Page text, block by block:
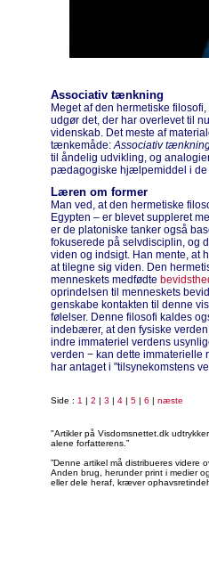
Associativ tænkning
Meget af den hermetiske
udgør det, der har overlevet til
videnskab. Det meste af
tænkemåde:Associativ
til åndelig udvikling, og
pædagogiske hjælpemiddel i de
Læren om former
Man ved, at den hermetiske
Egypten – er blevet suppleret
er de platoniske tanker også
fokuserede på selvdisciplin, og
viden og indsigt. Han mente, at
at tilegne sig viden. Den
menneskets medfødte
oprindelsen til menneskets
genskabe kontakten til denne
følelser. Denne filosofi kaldes
indebærer, at den fysiske
indre immateriel verdens
verden − kan dette immaterielle
har antaget i "tilsynekomstens
Side : 1 | 2 | 3 | 4 | 5 | 6 | næste
"Artikler på Visdomsnettet.dk
alene forfatterens.”
”Denne artikel må distribueres videre
Anden brug, herunder print i medier
eller dele heraf, kræver